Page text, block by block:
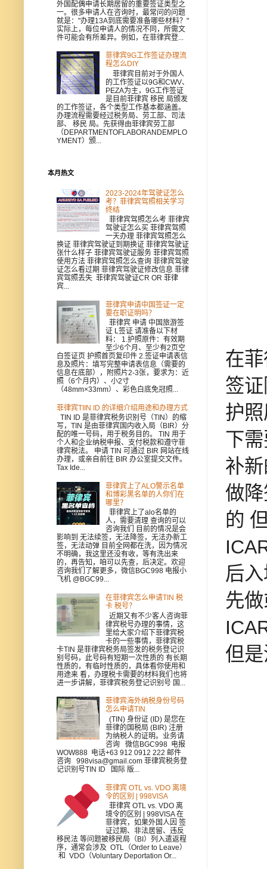
在
签
护
下
补
做
的
后
先
但
外国配偶申请长期居留的重要签证类型之
一。很多申请人在咨询时，最常问的问题
就是："办理13A到底需要准备哪些材料？"
实际上，每位申请人的情况不同，所需文
件可能会有所差异。例如，在菲律宾登...
菲律宾9G工作签证办理流
程怎么DIY
菲律宾目前对于外国人
的工作签证以9G和CWV、
PEZA为主，9G工作签证
是目前菲律宾 移民 局颁发
的工作签证，各个类型工作基本都涵盖。
办理流程需要经过税务局、劳工部、司法
部、 移民 局。先获得由菲律宾劳工部
（DEPARTMENTOFLABORANDEMPLO
YMENT）颁...
本月热文
2023-2024年驾驶证怎么
考？菲律宾驾照相关学习
终结
菲律宾驾照怎么考 菲律宾
驾驶证怎么买 菲律宾驾照
一天办理 菲律宾驾照怎么
换证 菲律宾驾驶证到期换证 菲律宾驾驶证
张什么样子 菲律宾驾驶证服务 菲律宾驾照
使用方法 菲律宾驾照怎么查询 菲律宾驾驶
证怎么看过期 菲律宾驾驶证修改信息 菲律
宾驾照丢失 菲律宾驾驶证CR OR 菲律
宾...
菲律宾申请中国签证一定
要在职证明吗？
菲律宾 申请 中国旅游签
证 L签证 请准备以下材
料： 1.护照原件：有效期
至少6个月、至少有2页空
白签证页 护照首页复印件 2.签证申请表信
息及照片：填写完整申请表信息（需要的
信息在底部），附照片2-3张，要求为：近
照（6个月内）、小2寸
（48mm×33mm）、彩色白底免冠照...
菲律宾TIIN ID 的详细介绍用途和办理方式
TIN ID 是菲律宾税务识别号（TIN）的缩
写，TIN 是由菲律宾国内收入局（BIR）分
配的唯一号码，用于税务目的。 TIN 用于
个人和企业纳税申报、支付税款和遵守菲
律宾税法。 申请 TIN 可通过 BIR 网站在线
办理，或亲自前往 BIR 办公室提交文件。
Tax Ide...
菲律宾上了ALO警示名单
和博彩黑名单的人你们在
哪里？
菲律宾上了alo名单的
人，需要清理 查询的可以
咨询我们 目前的情况是会
影响到 无法续签，无法降签，无法办新工
签，无法动弹 目前全网都在洗，因为情况
不明确，我这里还没有收，等有洗出来
的，再告知，咱可以先查，后决定。欢迎
咨询我们了解更多，微信BGC998 电报小
飞机 @BGC99...
在菲律宾怎么申请TIN 税
卡 税号？
近期又有不少客人咨询菲
律宾税号办理的事情，这
里给大家介绍下菲律宾税
卡的一些事情，菲律宾税
卡TIN 是菲律宾税务局签发的税务登记识
别号码，此号码有短期一次性质的 有长期
性质的，有临时性质的，具体看你使用和
用途来 看，办理税卡需要的材料我们也将
进一步讲解，菲律宾税务登记识别号 国...
菲律宾海外纳税身份号码
怎么申请TIN
(TIN) 身份证 (ID) 是您在
菲律的国税局 (BIR) 注册
为纳税人的证明。业务请
咨询 微信BGC998 电报
WOW888 电话+63 912 0912 222 邮件
咨询 998visa@gmail.com 菲律宾税务登
记识别号TIN ID 国际 版...
菲律宾 OTL vs. VDO 离境
令的区别 | 998VISA
菲律宾 OTL vs. VDO 离
境令的区别 | 998VISA 在
菲律宾，如果外国人因 签
证过期、非法居留、违反
移民法 等问题被移民局（BI）列入遣返程
序，通常会涉及 OTL（Order to Leave）
和 VDO（Voluntary Deportation Or...